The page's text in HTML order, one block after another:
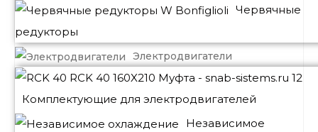
Червячные
редукторы
Электродвигатели
Комплектующие для электродвигателей
Независимое